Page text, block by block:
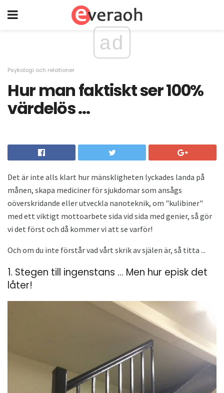
ad
Psykologi och relationer
Hur man faktiskt ser 100%
värdelös ...
Det är inte alls klart hur mänskligheten lyckades landa på
månen, skapa mediciner för sjukdomar som ansågs
oöverskridande eller utveckla nanoteknik, om "kulibiner"
med ett viktigt mottoarbete sida vid sida med genier, så gör
vi det först och då kommer vi att se varför!
Och om du inte förstår vad vårt skrik av själen är, så titta ...
1. Stegen till ingenstans ... Men hur episk det
låter!